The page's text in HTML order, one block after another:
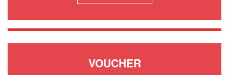
VOUCHER